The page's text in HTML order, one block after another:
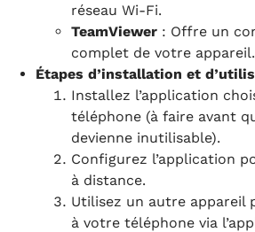
réseau Wi-Fi.
TeamViewer : Offre un
complet de votre appareil.
Étapes d’installation et
Installez l’application
téléphone (à faire avant
devienne inutilisable).
Configurez l’application
à distance.
Utilisez un autre appareil
à votre téléphone via